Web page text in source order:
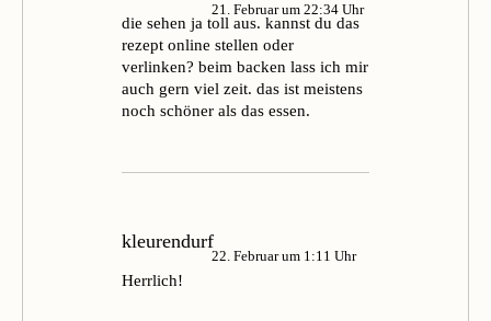
21. Februar um 22:34 Uhr
die sehen ja toll aus. kannst du das
rezept online stellen oder
verlinken? beim backen lass ich mir
auch gern viel zeit. das ist meistens
noch schöner als das essen.
kleurendurf
22. Februar um 1:11 Uhr
Herrlich!